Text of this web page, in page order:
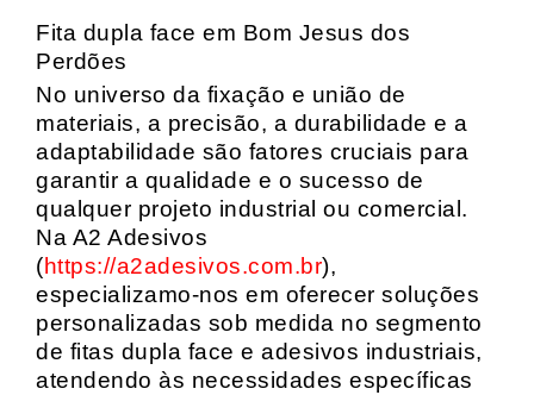
Fita dupla face em Bom Jesus dos
Perdões
No universo da fixação e união de
materiais, a precisão, a durabilidade e a
adaptabilidade são fatores cruciais para
garantir a qualidade e o sucesso de
qualquer projeto industrial ou comercial.
Na A2 Adesivos
(https://a2adesivos.com.br),
especializamo-nos em oferecer soluções
personalizadas sob medida no segmento
de fitas dupla face e adesivos industriais,
atendendo às necessidades específicas